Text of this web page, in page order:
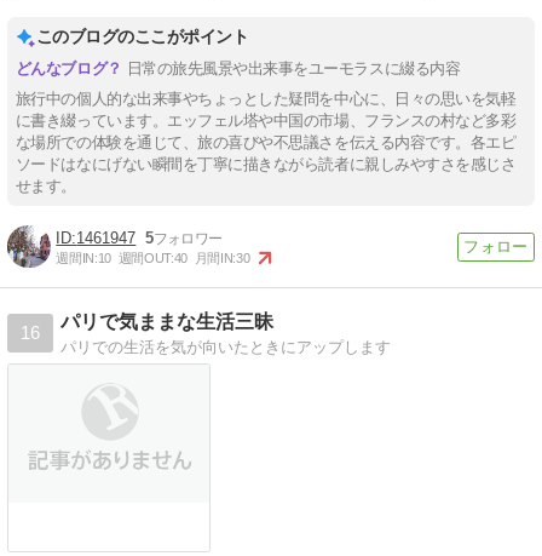
このブログのここがポイント
日常の旅先風景や出来事をユーモラスに綴る内容
旅行中の個人的な出来事やちょっとした疑問を中心に、日々の思いを気軽
に書き綴っています。エッフェル塔や中国の市場、フランスの村など多彩
な場所での体験を通じて、旅の喜びや不思議さを伝える内容です。各エピ
ソードはなにげない瞬間を丁寧に描きながら読者に親しみやすさを感じさ
せます。
1461947 5
週間IN:10 週間OUT:40 月間IN:30
16
パリで気ままな生活三昧
パリでの生活を気が向いたときにアップします